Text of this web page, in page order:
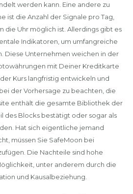
werden kann. Eine andere zu
ist die Anzahl der Signale pro Tag,
die Uhr möglich ist. Allerdings gibt es
Indikatoren, um umfangreiche
Diese Unternehmen weichen in der
mit Deiner Kreditkarte
Kurs langfristig entwickeln und
der Vorhersage zu beachten, die
enthält die gesamte Bibliothek der
des Blocks bestätigt oder sogar als
Hat sich eigentliche jemand
müssen Sie SafeMoon bei
Die Nachteile sind hohe
unter anderem durch die
und Kausalbeziehung.